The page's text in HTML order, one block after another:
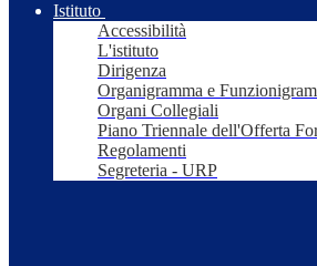
Istituto
Accessibilità
L'istituto
Dirigenza
Organigramma e
Organi Collegiali
Piano Triennale dell'Offerta
Regolamenti
Segreteria - URP